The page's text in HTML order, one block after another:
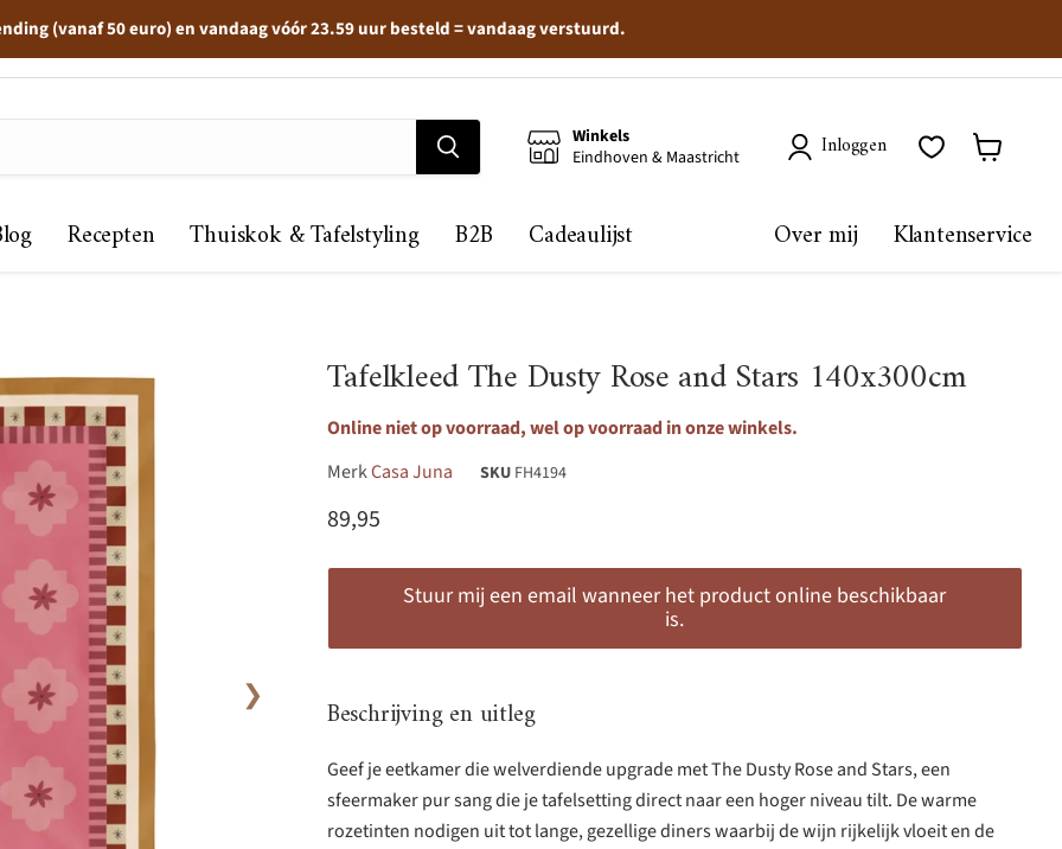
(vanaf 50 euro) en vandaag vóór 23.59 uur besteld = vandaag verstuurd.
Winkels
Eindhoven & Maastricht
Inloggen
Recepten Thuiskok & Tafelstyling B2B Cadeaulijst Over mij Klantenservice
❯
Tafelkleed The Dusty Rose and Stars 140x300cm
Online niet op voorraad, wel op voorraad in onze winkels.
MerkCasa Juna SKU FH4194
Huidige prijs
89,95
Stuur mij een email wanneer het product online beschikbaar
is.
Beschrijving en uitleg
Geef je eetkamer die welverdiende upgrade met The Dusty Rose and Stars, een
sfeermaker pur sang die je tafelsetting direct naar een hoger niveau tilt. De warme
rozetinten nodigen uit tot lange, gezellige diners waarbij de wijn rijkelijk vloeit en de